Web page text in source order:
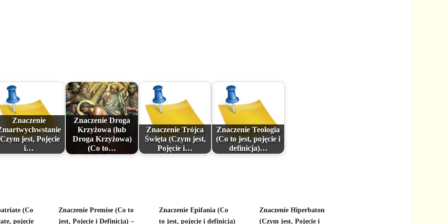
Znaczenie
jest, Pojęcie
i…
Znaczenie Droga
Krzyżowa (lub
Droga Krzyżowa)
(Co to…
Znaczenie Trójca
Święta (Czym jest,
Pojęcie i…
Znaczenie Teologia
(Co to jest, pojęcie i
definicja)…
(Co
pojęcie
Znaczenie Premise (Co to
jest, Pojęcie i Definicja) –
Znaczenie Epifania (Co
to jest, pojęcie i definicja)
Znaczenie Hiperbaton
(Czym jest, Pojęcie i